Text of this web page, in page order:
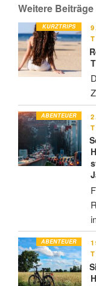
Weitere Beiträge
KURZTRIPS
ABENTEUER
ABENTEUER